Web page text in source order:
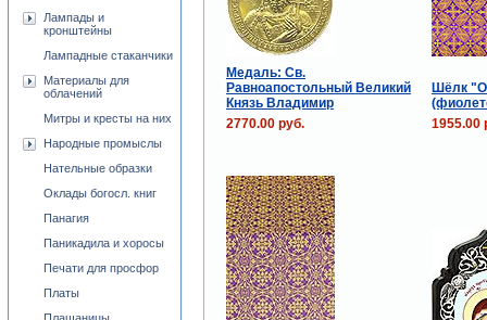
Медаль: Св.
Равноапостольный Великий
Князь Владимир
Шёлк
2770.00 руб.
1955.00
Лампады и
кронштейны
Лампадные стаканчики
Материалы для
облачений
Митры и кресты на них
Народные промыслы
Нательные образки
Оклады богосл. книг
Панагия
Паникадила и хоросы
Печати для просфор
Платы